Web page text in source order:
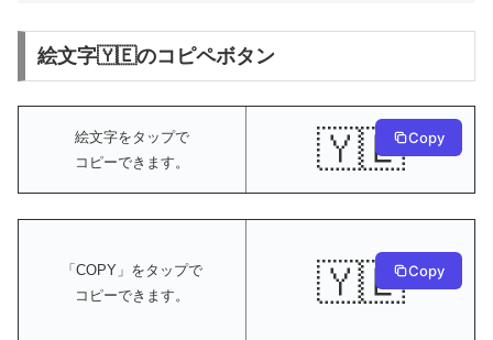
絵文字🇾🇪のコピペボタン
絵文字をタップで
コピーできます。
🇾🇪 Copy
「COPY」をタップで
コピーできます。
🇾🇪 Copy